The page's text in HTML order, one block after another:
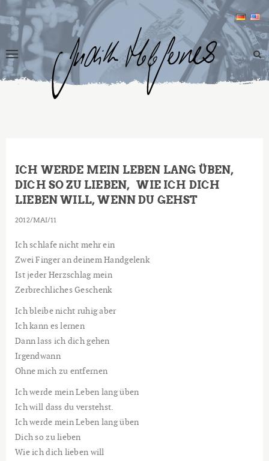
ICH WERDE MEIN LEBEN LANG ÜBEN,
DICH SO ZU LIEBEN, WIE ICH DICH
LIEBEN WILL, WENN DU GEHST
2012 MAI 11
Ich schlafe nicht mehr ein
Zwei Finger an deinem Handgelenk
Ist jeder Herzschlag mein
Zerbrechliches Geschenk
Ich bleibe nicht ruhig aber
Ich kann es lernen
Dann lass ich dich gehen
Irgendwann
Ohne mich zu entfernen
Ich werde mein Leben lang üben
Ich will dass du verstehst.
Ich werde mein Leben lang üben
Dich so zu lieben
Wie ich dich lieben will